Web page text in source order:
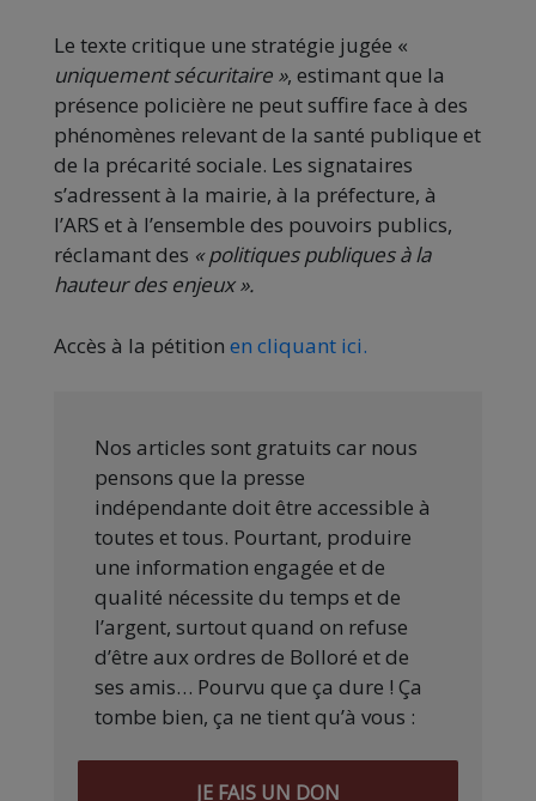
Le texte critique une stratégie jugée «
uniquement sécuritaire », estimant que la
présence policière ne peut suffire face à des
phénomènes relevant de la santé publique et
de la précarité sociale. Les signataires
s’adressent à la mairie, à la préfecture, à
l’ARS et à l’ensemble des pouvoirs publics,
réclamant des « politiques publiques à la
hauteur des enjeux ».
Accès à la pétition en cliquant ici.
Nos articles sont gratuits car nous
pensons que la presse
indépendante doit être accessible à
toutes et tous. Pourtant, produire
une information engagée et de
qualité nécessite du temps et de
l’argent, surtout quand on refuse
d’être aux ordres de Bolloré et de
ses amis… Pourvu que ça dure ! Ça
tombe bien, ça ne tient qu’à vous :
JE FAIS UN DON